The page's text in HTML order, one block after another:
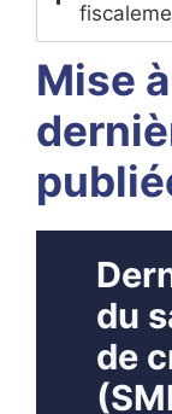
Mise
du
de